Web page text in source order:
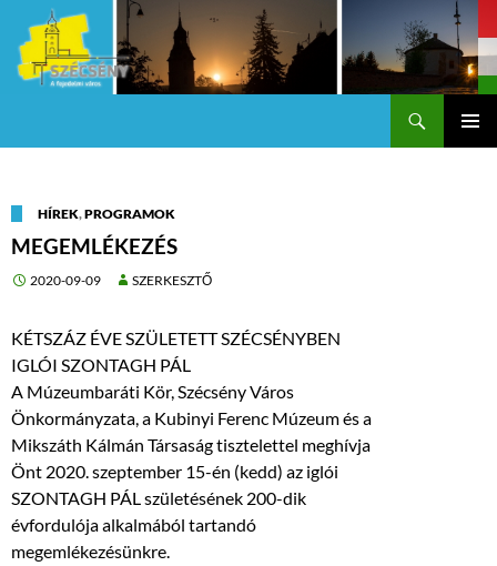
HÍREK,PROGRAMOK
MEGEMLÉKEZÉS
2020-09-09 SZERKESZTŐ
KÉTSZÁZ ÉVE SZÜLETETT SZÉCSÉNYBEN
IGLÓI SZONTAGH PÁL
A Múzeumbaráti Kör, Szécsény Város
Önkormányzata, a Kubinyi Ferenc Múzeum és a
Mikszáth Kálmán Társaság tisztelettel meghívja
Önt 2020. szeptember 15-én (kedd) az iglói
SZONTAGH PÁL születésének 200-dik
évfordulója alkalmából tartandó
megemlékezésünkre.